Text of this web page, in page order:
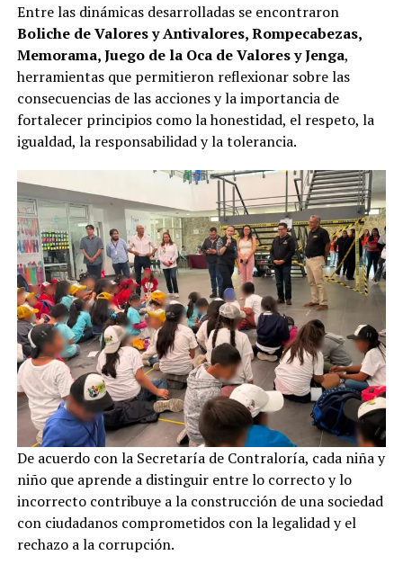
Entre las dinámicas desarrolladas se encontraron
Boliche de Valores y Antivalores, Rompecabezas,
Memorama, Juego de la Oca de Valores y Jenga,
herramientas que permitieron reflexionar sobre las
consecuencias de las acciones y la importancia de
fortalecer principios como la honestidad, el respeto, la
igualdad, la responsabilidad y la tolerancia.
De acuerdo con la Secretaría de Contraloría, cada niña y
niño que aprende a distinguir entre lo correcto y lo
incorrecto contribuye a la construcción de una sociedad
con ciudadanos comprometidos con la legalidad y el
rechazo a la corrupción.